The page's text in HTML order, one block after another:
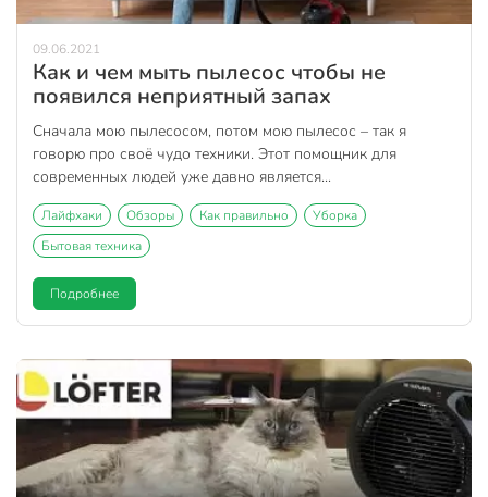
Как и чем мыть пылесос чтобы не
появился неприятный запах
09.06.2021
Сначала мою пылесосом, потом мою пылесос – так я
говорю про своё чудо техники. Этот помощник для
современных людей уже давно является...
Лайфхаки Обзоры Как правильно
Уборка
Бытовая техника
Подробнее